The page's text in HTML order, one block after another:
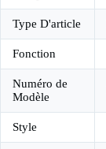
Type D'article
Fonction
Numéro de
Modèle
Style